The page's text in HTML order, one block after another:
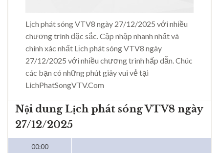
Lịch phát sóng VTV8 ngày 27/12/2025 với nhiều
chương trình đặc sắc. Cập nhập nhanh nhất và
chính xác nhất Lịch phát sóng VTV8 ngày
27/12/2025 với nhiều chương trình hấp dẫn. Chúc
các bạn có những phút giây vui vẻ tại
LichPhatSongVTV.Com
Nội dung Lịch phát sóng VTV8 ngày
27/12/2025
00:00